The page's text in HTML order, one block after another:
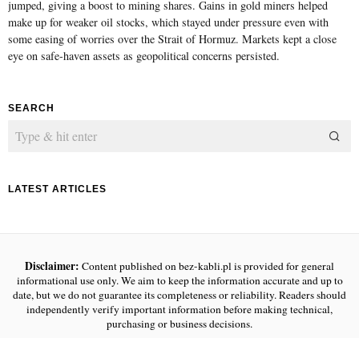
jumped, giving a boost to mining shares. Gains in gold miners helped
make up for weaker oil stocks, which stayed under pressure even with
some easing of worries over the Strait of Hormuz. Markets kept a close
eye on safe-haven assets as geopolitical concerns persisted.
SEARCH
LATEST ARTICLES
Disclaimer: Content published on bez-kabli.pl is provided for general
informational use only. We aim to keep the information accurate and up to
date, but we do not guarantee its completeness or reliability. Readers should
independently verify important information before making technical,
purchasing or business decisions.